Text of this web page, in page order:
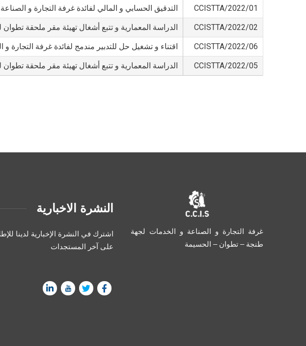
01/CCISTTA/2022 التدقيق الحسابي و المالي لفائدة غرفة التجارة و الصناعة و
02/CCISTTA/2022 الدراسة المعمارية و تتبع أشغال تهيئة مقر ملحقة
06/CCISTTA/2022 اقتناء و تشغيل حل للتدبير مندمج لفائدة غرفة
05/CCISTTA/2022 الدراسة المعمارية و تتبع أشغال تهيئة مقر ملحقة
غرفة التجارة و الصناعة و الخدمات لجهة
طنجة – تطوان – الحسيمة
النشرة الاخبارية
اشترك في النشرة الإخبارية لدينا
على آخر المستجدات